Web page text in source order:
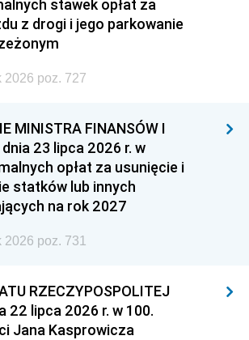
stawek opłat za
z drogi i jego parkowanie
2026 poz. 727
MINISTRA FINANSÓW I
dnia 23 lipca 2026 r. w
opłat za usunięcie i
statków lub innych
na rok 2027
poz. 731
RZECZYPOSPOLITEJ
22 lipca 2026 r. w 100.
Jana Kasprowicza